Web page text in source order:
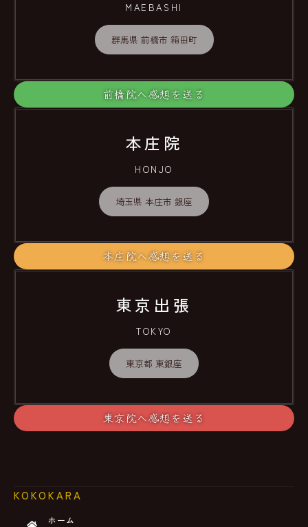
MAEBASHI
群馬県 前橋市 箱田町
前橋院へ感想を送る
本庄院
HONJO
埼玉県 本庄市 銀座
本庄院へ感想を送る
東京出張
TOKYO
東京都 東銀座
東京院へ感想を送る
KOKOKARA
ホーム